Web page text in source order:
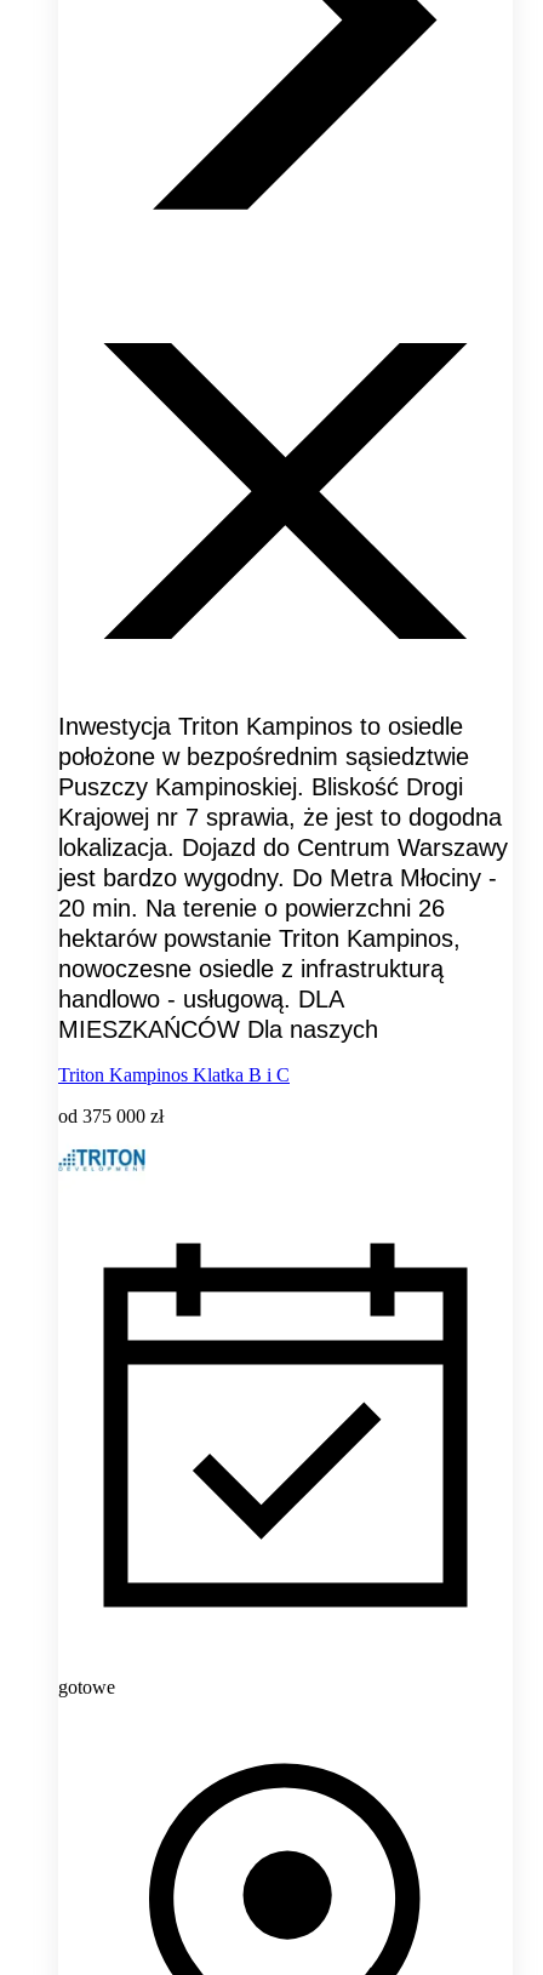
Inwestycja Triton Kampinos to osiedle
położone w bezpośrednim sąsiedztwie
Puszczy Kampinoskiej. Bliskość Drogi
Krajowej nr 7 sprawia, że jest to dogodna
lokalizacja. Dojazd do Centrum Warszawy
jest bardzo wygodny. Do Metra Młociny -
20 min. Na terenie o powierzchni 26
hektarów powstanie Triton Kampinos,
nowoczesne osiedle z infrastrukturą
handlowo - usługową. DLA
MIESZKAŃCÓW Dla naszych
Triton Kampinos Klatka B i C
od 375 000 zł
gotowe